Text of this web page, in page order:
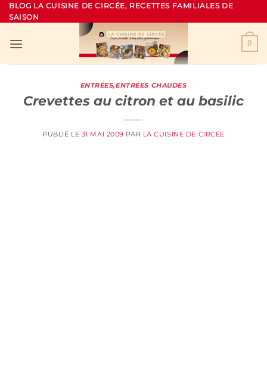
Passer
au
BLOG LA CUISINE DE CIRCÉE, RECETTES FAMILIALES DE
SAISON
0
ENTRÉES,ENTRÉES CHAUDES
Crevettes au citron et au basilic
PUBLIÉ LE 31 MAI 2009 PAR LA CUISINE DE CIRCÉE